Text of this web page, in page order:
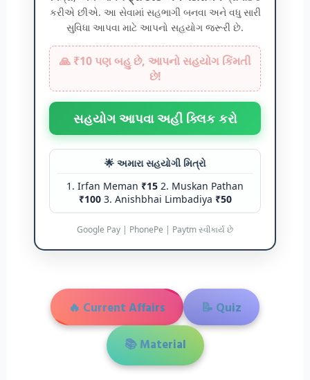
કરીએ છીએ. આ સેવામાં સહભાગી બનવા અને વધુ સારી
સુવિધા આપવા માટે આપનો સહયોગ જરૂરી છે.
🙏 ₹10 પણ બહુ છે, આપનો સહયોગ કિંમતી
છે!
સહયોગ આપવા અહીં ક્લિક કરો
🌟 અમારા સહયોગી મિત્રો
1. Irfan Meman ₹15 2. Muskan Pathan
₹100 3. Anishbhai Limbadiya ₹50
Google Pay | PhonePe | Paytm સ્વીકાર્ય છે
🔥 Current Affairs 📝 Quiz
📚 Material